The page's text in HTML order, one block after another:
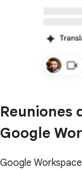
Reuniones
Google
Google